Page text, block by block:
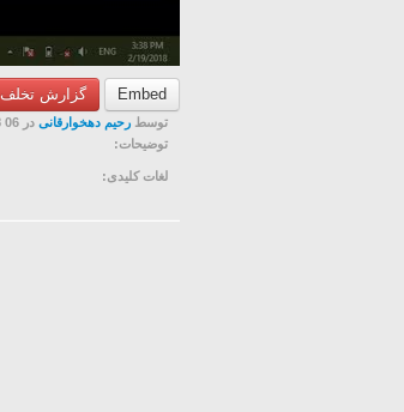
Embed گزارش تخلف
توسط رحیم دهخوارقانی در 06 MAR 2018
توضیحات:
لغات کلیدی: